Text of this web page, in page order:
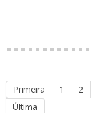
Primeira 1 2
Última